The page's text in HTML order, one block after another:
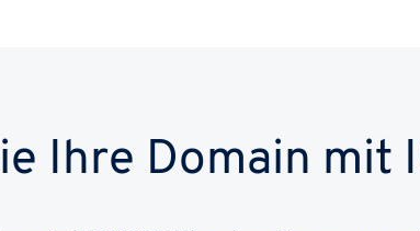
Ihre Domain mit